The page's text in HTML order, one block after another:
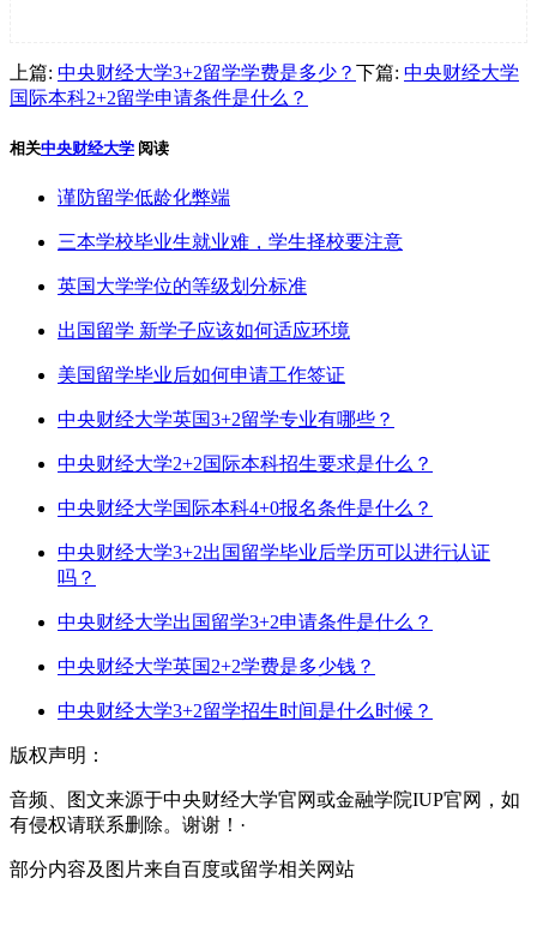
上篇: 中央财经大学3+2留学学费是多少？ 下篇: 中央财经大学
国际本科2+2留学申请条件是什么？
相关中央财经大学 阅读
谨防留学低龄化弊端
三本学校毕业生就业难，学生择校要注意
英国大学学位的等级划分标准
出国留学 新学子应该如何适应环境
美国留学毕业后如何申请工作签证
中央财经大学英国3+2留学专业有哪些？
中央财经大学2+2国际本科招生要求是什么？
中央财经大学国际本科4+0报名条件是什么？
中央财经大学3+2出国留学毕业后学历可以进行认证
吗？
中央财经大学出国留学3+2申请条件是什么？
中央财经大学英国2+2学费是多少钱？
中央财经大学3+2留学招生时间是什么时候？
版权声明：
音频、图文来源于中央财经大学官网或金融学院IUP官网，如
有侵权请联系删除。谢谢！·
部分内容及图片来自百度或留学相关网站